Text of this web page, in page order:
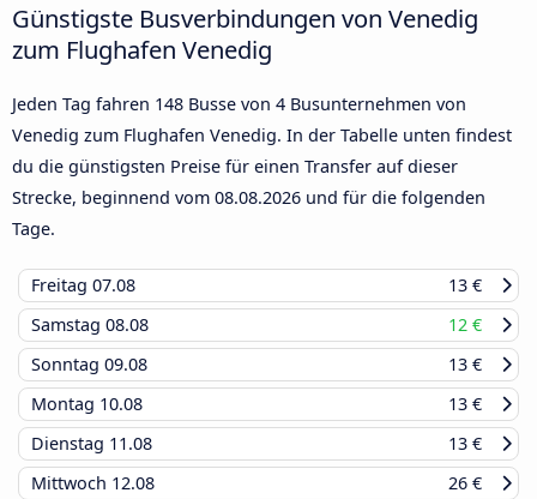
Günstigste Busverbindungen von Venedig
zum Flughafen Venedig
Jeden Tag fahren 148 Busse von 4 Busunternehmen von
Venedig zum Flughafen Venedig. In der Tabelle unten findest
du die günstigsten Preise für einen Transfer auf dieser
Strecke, beginnend vom 08.08.2026 und für die folgenden
Tage.
Freitag 07.08
13 €
Samstag 08.08
12 €
Sonntag 09.08
13 €
Montag 10.08
13 €
Dienstag 11.08
13 €
Mittwoch 12.08
26 €